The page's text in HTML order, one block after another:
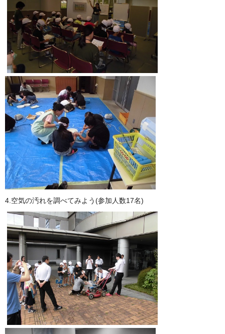
4.空気の汚れを調べてみよう(参加人数17名)